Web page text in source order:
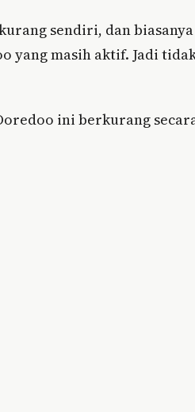
sendiri, dan biasanya
yang masih aktif. Jadi
ini berkurang